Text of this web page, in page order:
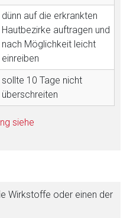
dünn auf die erkrankten
Hautbezirke auftragen und
nach Möglichkeit leicht
einreiben
sollte 10 Tage nicht
überschreiten
siehe
Wirkstoffe oder einen der
liste.de Zur Seite